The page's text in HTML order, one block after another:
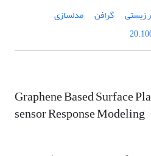
زیستی گرافن
مدلسازی
Graphene Based Surface
sensor Response Modeling